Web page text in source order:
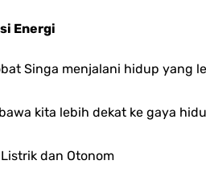
Energi
Singa menjalani hidup yang
kita lebih dekat ke gaya
dan Otonom